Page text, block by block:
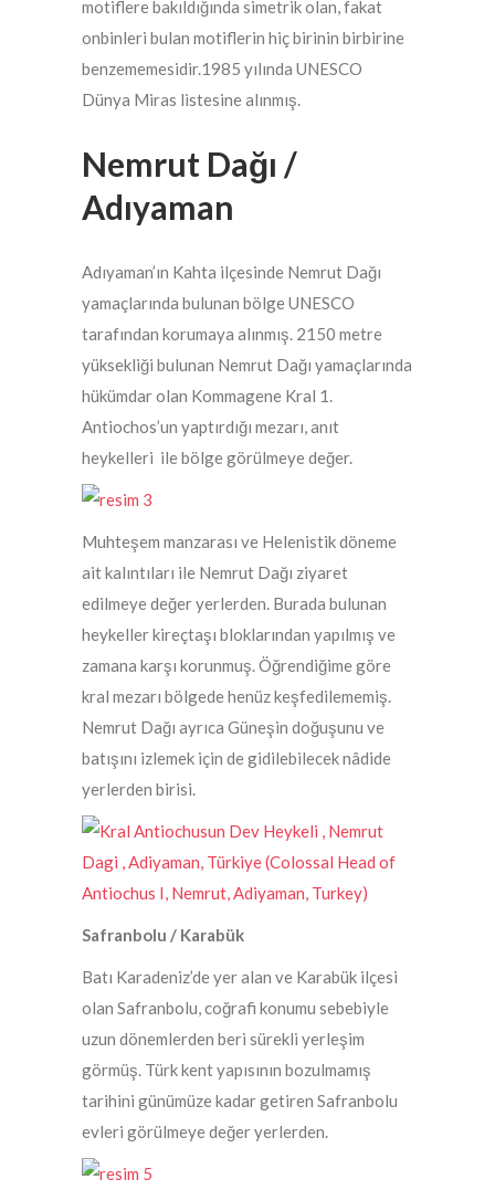
motiflere bakıldığında simetrik olan, fakat
onbinleri bulan motiflerin hiç birinin birbirine
benzememesidir.1985 yılında UNESCO
Dünya Miras listesine alınmış.
Nemrut Dağı /
Adıyaman
Adıyaman’ın Kahta ilçesinde Nemrut Dağı
yamaçlarında bulunan bölge UNESCO
tarafından korumaya alınmış. 2150 metre
yüksekliği bulunan Nemrut Dağı yamaçlarında
hükümdar olan Kommagene Kral 1.
Antiochos’un yaptırdığı mezarı, anıt
heykelleri ile bölge görülmeye değer.
Muhteşem manzarası ve Helenistik döneme
ait kalıntıları ile Nemrut Dağı ziyaret
edilmeye değer yerlerden. Burada bulunan
heykeller kireçtaşı bloklarından yapılmış ve
zamana karşı korunmuş. Öğrendiğime göre
kral mezarı bölgede henüz keşfedilememiş.
Nemrut Dağı ayrıca Güneşin doğuşunu ve
batışını izlemek için de gidilebilecek nâdide
yerlerden birisi.
Safranbolu / Karabük
Batı Karadeniz’de yer alan ve Karabük ilçesi
olan Safranbolu, coğrafi konumu sebebiyle
uzun dönemlerden beri sürekli yerleşim
görmüş. Türk kent yapısının bozulmamış
tarihini günümüze kadar getiren Safranbolu
evleri görülmeye değer yerlerden.